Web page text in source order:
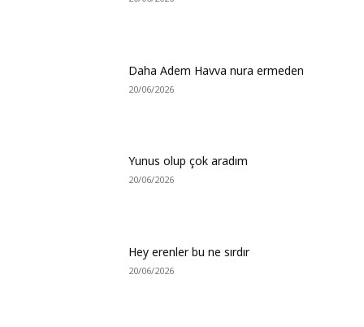
Daha Adem Havva nura ermeden
20/06/2026
Yunus olup çok aradım
20/06/2026
Hey erenler bu ne sırdır
20/06/2026